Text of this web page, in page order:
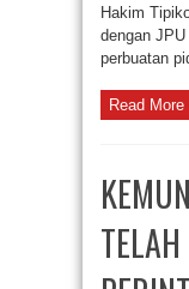
Hakim
dengan
perbuatan
Read More